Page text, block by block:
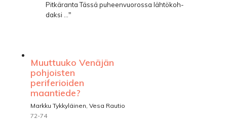
Pitkäranta Tässä puheenvuorossa lähtökoh­
daksi ..."
Muuttuuko Venäjän
pohjoisten
periferioiden
maantiede?
Markku Tykkyläinen, Vesa Rautio
72-74